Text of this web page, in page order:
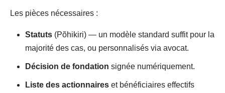
Les pièces nécessaires :
Statuts (Põhikiri) — un modèle standard suffit pour la
majorité des cas, ou personnalisés via avocat.
Décision de fondation signée numériquement.
Liste des actionnaires et bénéficiaires effectifs